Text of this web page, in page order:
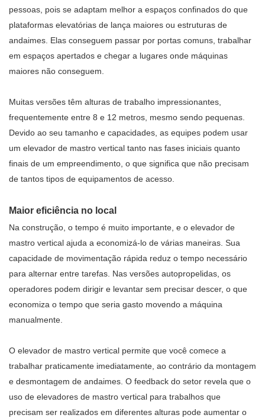
pessoas, pois se adaptam melhor a espaços confinados do que
plataformas elevatórias de lança maiores ou estruturas de
andaimes. Elas conseguem passar por portas comuns, trabalhar
em espaços apertados e chegar a lugares onde máquinas
maiores não conseguem.
Muitas versões têm alturas de trabalho impressionantes,
frequentemente entre 8 e 12 metros, mesmo sendo pequenas.
Devido ao seu tamanho e capacidades, as equipes podem usar
um elevador de mastro vertical tanto nas fases iniciais quanto
finais de um empreendimento, o que significa que não precisam
de tantos tipos de equipamentos de acesso.
Maior eficiência no local
Na construção, o tempo é muito importante, e o elevador de
mastro vertical ajuda a economizá-lo de várias maneiras. Sua
capacidade de movimentação rápida reduz o tempo necessário
para alternar entre tarefas. Nas versões autopropelidas, os
operadores podem dirigir e levantar sem precisar descer, o que
economiza o tempo que seria gasto movendo a máquina
manualmente.
O elevador de mastro vertical permite que você comece a
trabalhar praticamente imediatamente, ao contrário da montagem
e desmontagem de andaimes. O feedback do setor revela que o
uso de elevadores de mastro vertical para trabalhos que
precisam ser realizados em diferentes alturas pode aumentar o